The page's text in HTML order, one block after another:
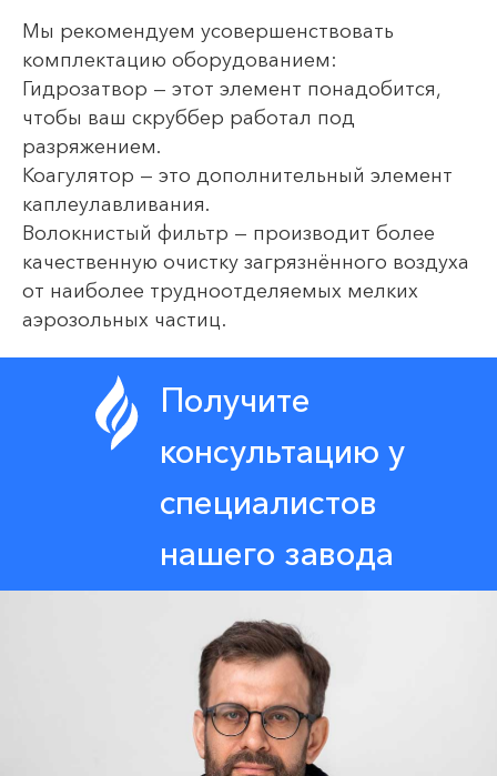
Мы рекомендуем усовершенствовать
комплектацию оборудованием:
Гидрозатвор — этот элемент понадобится,
чтобы ваш скруббер работал под
разряжением.
Коагулятор — это дополнительный элемент
каплеулавливания.
Волокнистый фильтр — производит более
качественную очистку загрязнённого воздуха
от наиболее трудноотделяемых мелких
аэрозольных частиц.
Получите
консультацию у
специалистов
нашего завода